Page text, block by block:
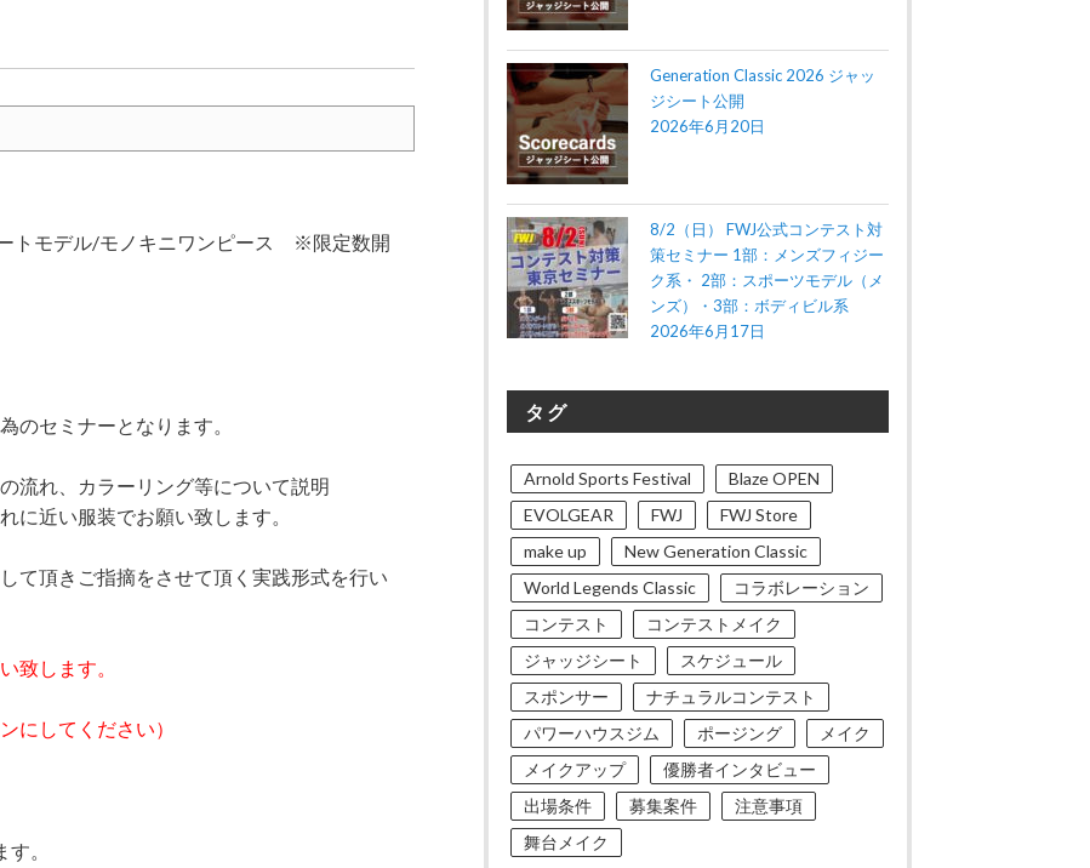
トモデル/モノキニワンピース ※限定数開
のセミナーとなります。
流れ、カラーリング等について説明
に近い服装でお願い致します。
て頂きご指摘をさせて頂く実践形式を行い
致します。
にしてください）
。
Generation Classic 2026 ジャッ
ジシート公開
2026年6月20日
8/2（日） FWJ公式コンテスト対
策セミナー 1部：メンズフィジー
ク系・ 2部：スポーツモデル（メ
ンズ）・3部：ボディビル系
2026年6月17日
タグ
Arnold Sports Festival
Blaze OPEN
EVOLGEAR
FWJ
FWJ Store
make up
New Generation Classic
World Legends Classic
コラボレーション
コンテスト
コンテストメイク
ジャッジシート
スケジュール
スポンサー
ナチュラルコンテスト
パワーハウスジム
ポージング
メイク
メイクアップ
優勝者インタビュー
出場条件
募集案件
注意事項
舞台メイク